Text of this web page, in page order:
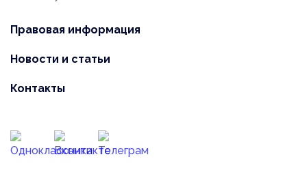
Правовая информация
Новости и статьи
Контакты